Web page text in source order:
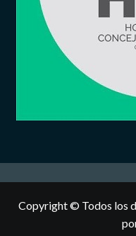
Copyright © Todos los